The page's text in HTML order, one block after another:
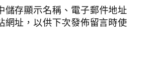
儲存顯示名稱、電子郵件地址
網址，以供下次發佈留言時使